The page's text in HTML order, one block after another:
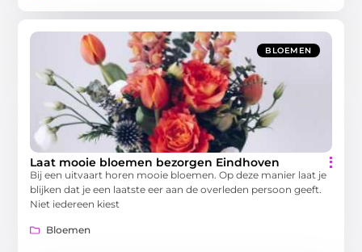
BLOEMEN
Laat mooie bloemen bezorgen Eindhoven
Bij een uitvaart horen mooie bloemen. Op deze manier laat je
blijken dat je een laatste eer aan de overleden persoon geeft.
Niet iedereen kiest
Bloemen